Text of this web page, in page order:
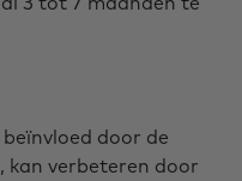
door de
kan verbeteren door